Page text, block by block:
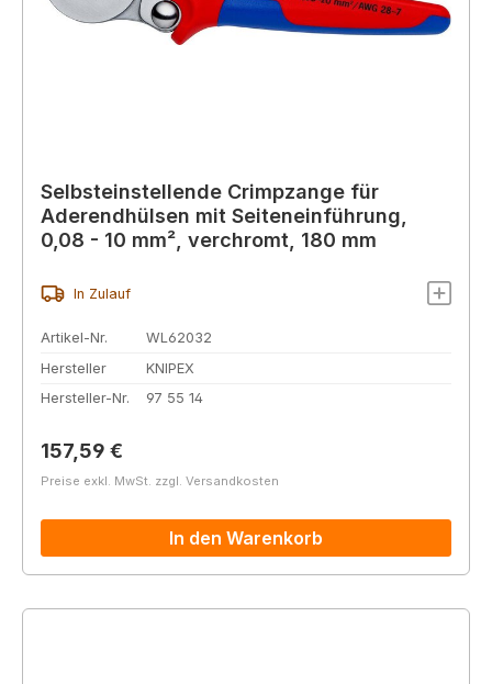
Selbsteinstellende Crimpzange für
Aderendhülsen mit Seiteneinführung,
0,08 - 10 mm², verchromt, 180 mm
In Zulauf
Artikel-Nr.
WL62032
Hersteller
KNIPEX
Hersteller-Nr.
97 55 14
Regulärer Preis:
157,59 €
Preise exkl. MwSt. zzgl. Versandkosten
In den Warenkorb